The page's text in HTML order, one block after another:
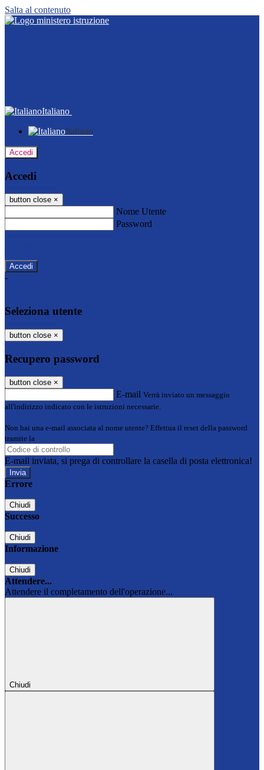
Salta al contenuto
Italiano
Italiano
Accedi
Accedi
button close ×
Nome Utente
Password
-
Seleziona utente
button close ×
Recupero password
button close ×
E-mail Verrà inviato un messaggio
all'indirizzo indicato con le istruzioni necessarie.
Non hai una e-mail associata al nome utente? Effettua il reset della password
tramite la
E-mail inviata, si prega di controllare la casella di posta elettronica!
Errore
Chiudi
Successo
Chiudi
Informazione
Chiudi
Attendere...
Attendere il completamento dell'operazione...
Chiudi